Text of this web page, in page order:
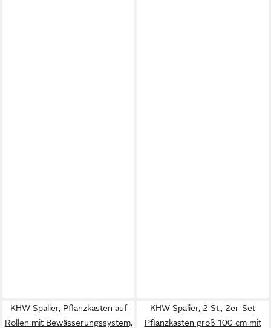
KHW Spalier, Pflanzkasten auf
Rollen mit Bewässerungssystem,
KHW Spalier, 2 St., 2er-Set
Pflanzkasten groß 100 cm mit